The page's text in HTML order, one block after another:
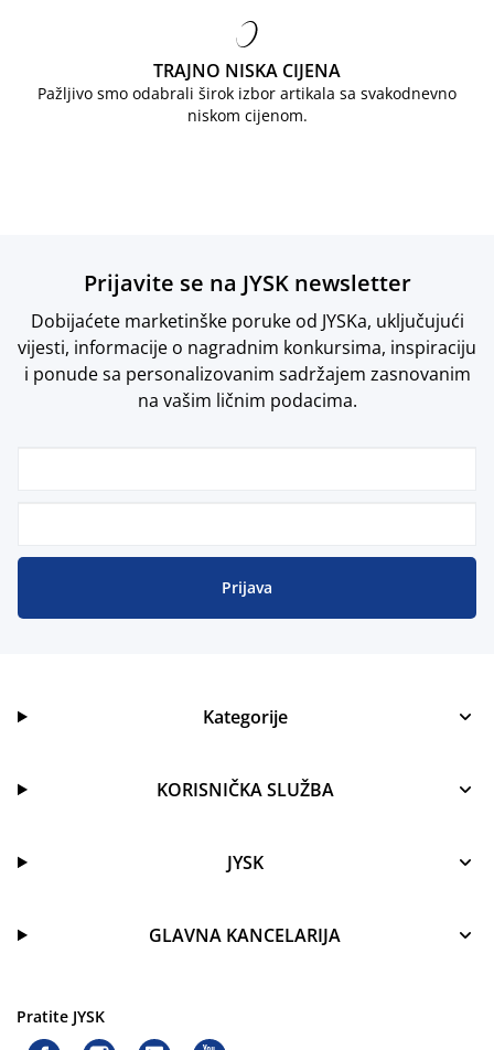
TRAJNO NISKA CIJENA
Pažljivo smo odabrali širok izbor artikala sa svakodnevno
niskom cijenom.
Prijavite se na JYSK newsletter
Dobijaćete marketinške poruke od JYSKa, uključujući
vijesti, informacije o nagradnim konkursima, inspiraciju
i ponude sa personalizovanim sadržajem zasnovanim
na vašim ličnim podacima.
Prijava
Kategorije
KORISNIČKA SLUŽBA
JYSK
GLAVNA KANCELARIJA
Pratite JYSK